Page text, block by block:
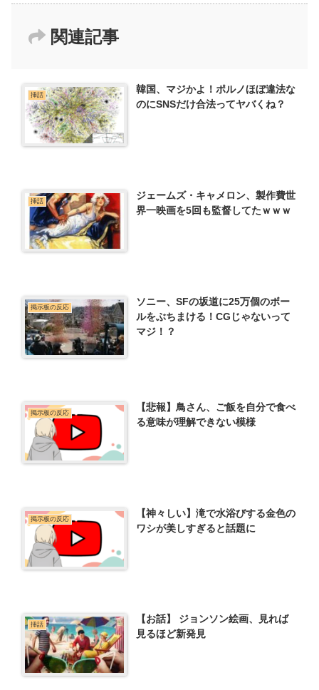
関連記事
挿話
韓国、マジかよ！ポルノほぼ違法な
のにSNSだけ合法ってヤバくね？
挿話
ジェームズ・キャメロン、製作費世
界一映画を5回も監督してたｗｗｗ
掲示板の反応
ソニー、SFの坂道に25万個のボー
ルをぶちまける！CGじゃないって
マジ！？
掲示板の反応
【悲報】鳥さん、ご飯を自分で食べ
る意味が理解できない模様
掲示板の反応
【神々しい】滝で水浴びする金色の
ワシが美しすぎると話題に
挿話
【お話】 ジョンソン絵画、見れば
見るほど新発見